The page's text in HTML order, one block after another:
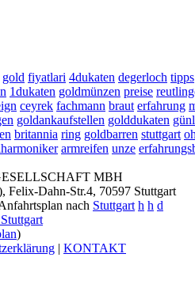
gold fiyatlari 4dukaten degerloch tipps
1dukaten goldmünzen preise
ceyrek fachmann braut erfahrung
goldankaufstellen golddukaten
britannia ring goldbarren stuttgart
armreifen unze
MBH
Felix-Dahn-Str.4, 70597 Stuttgart
nach Stuttgart h h d
)
| KONTAKT